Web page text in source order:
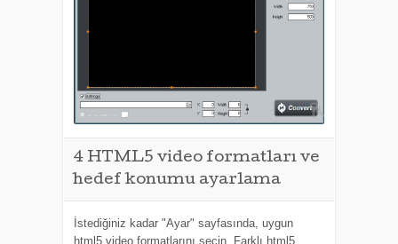
4HTML5 video formatları ve
hedef konumu ayarlama
İstediğiniz kadar "Ayar" sayfasında, uygun
html5 video formatlarını seçin. Farklı html5